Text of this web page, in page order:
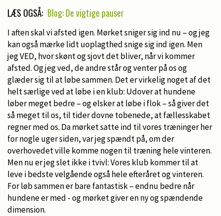
LÆS OGSÅ: Blog: De vigtige pauser
I aften skal vi afsted igen. Mørket sniger sig ind nu – og jeg
kan også mærke lidt uoplagthed snige sig ind igen. Men
jeg VED, hvor skønt og sjovt det bliver, når vi kommer
afsted. Og jeg ved, de andre står og venter på os og
glæder sig til at løbe sammen. Det er virkelig noget af det
helt særlige ved at løbe i en klub: Udover at hundene
løber meget bedre – og elsker at løbe i flok – så giver det
så meget til os, til tider dovne tobenede, at fællesskabet
regner med os. Da mørket satte ind til vores træninger her
for nogle uger siden, var jeg spændt på, om der
overhovedet ville komme nogen til træning hele vinteren.
Men nu er jeg slet ikke i tvivl: Vores klub kommer til at
leve i bedste velgående også hele efteråret og vinteren.
For løb sammen er bare fantastisk – endnu bedre når
hundene er med - og mørket giver en ny og spændende
dimension.